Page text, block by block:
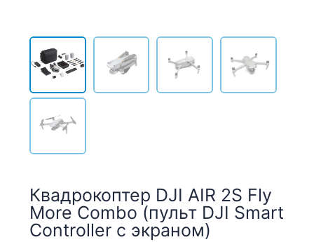
Квадрокоптер DJI AIR 2S Fly
More Combo (пульт DJI Smart
Controller с экраном)